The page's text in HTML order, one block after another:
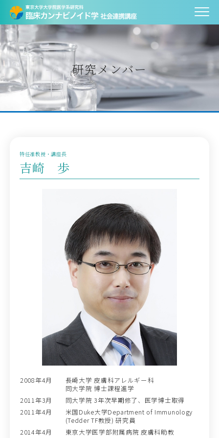
研究メンバー
特任准教授・講座長
吉崎 歩
2008年4月
長崎大学 皮膚科アレルギー科
同大学院 博士課程進学
2011年3月
同大学院 3年次早期修了、医学博士取得
2011年4月
米国Duke大学Department of Immunology
(Tedder TF教授) 研究員
2014年4月
東京大学医学部附属病院 皮膚科助教